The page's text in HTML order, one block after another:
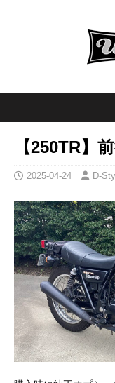
【250TR】
2025-04-24 D-